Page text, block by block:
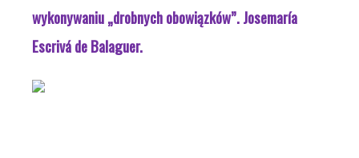
wykonywaniu „drobnych obowiązków”.Josemaría
Escrivá de Balaguer.